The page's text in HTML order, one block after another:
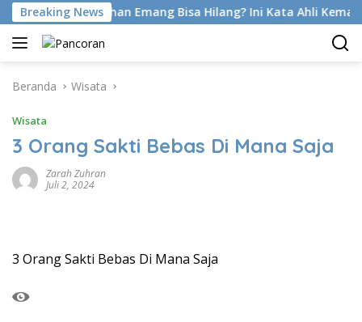
Langsung
ke
konten
Breaking News
Foot Di Latihan Emang Bisa Hilang? Ini Kata Ahli
Beranda Wisata
Wisata
3 Orang Sakti Bebas Di Mana Saja
Zarah Zuhran
Juli 2, 2024
3 Orang Sakti Bebas Di Mana Saja